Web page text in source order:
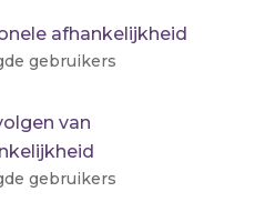
afhankelijkheid
gebruikers
van
gebruikers